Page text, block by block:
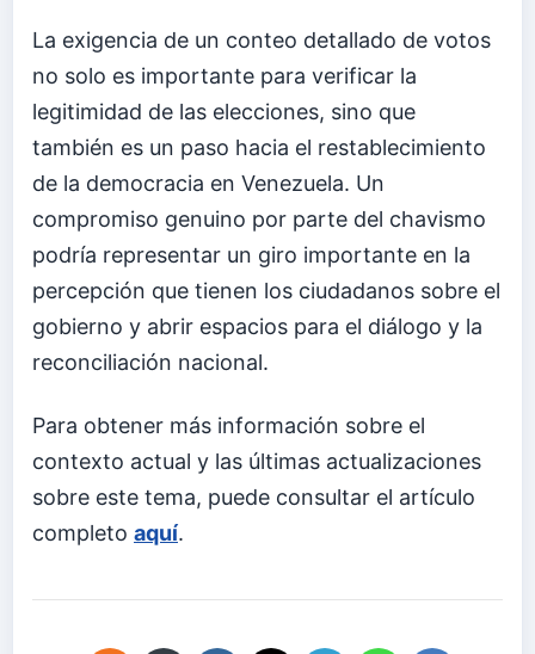
La exigencia de un conteo detallado de votos
no solo es importante para verificar la
legitimidad de las elecciones, sino que
también es un paso hacia el restablecimiento
de la democracia en Venezuela. Un
compromiso genuino por parte del chavismo
podría representar un giro importante en la
percepción que tienen los ciudadanos sobre el
gobierno y abrir espacios para el diálogo y la
reconciliación nacional.
Para obtener más información sobre el
contexto actual y las últimas actualizaciones
sobre este tema, puede consultar el artículo
completo aquí.